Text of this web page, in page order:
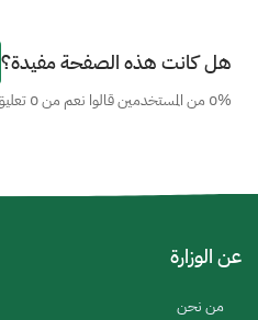
هل كانت هذه الصفحة مفيدة؟
0% من المستخدمين قالوا نعم من 0 تعليق
عن الوزارة
من نحن